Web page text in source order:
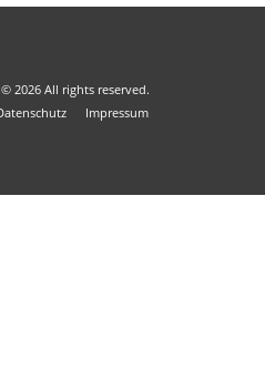
© 2026 All rights reserved.
Impressum